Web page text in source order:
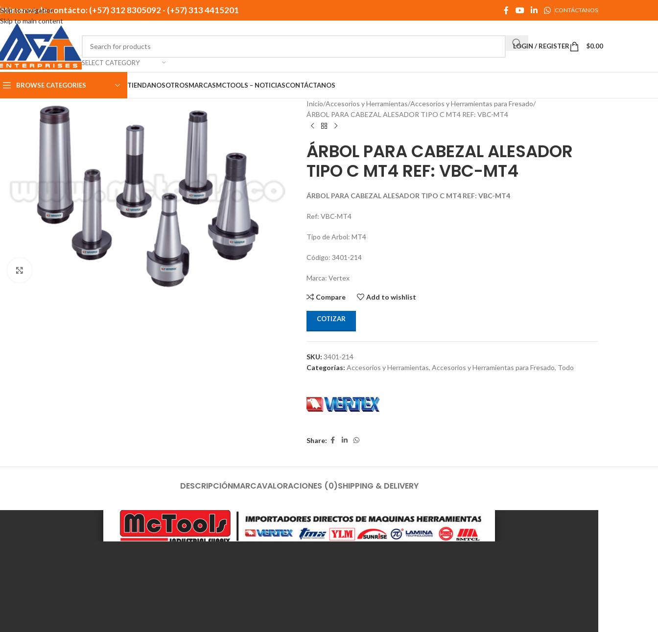
Skip to navigation
Skip to main content
Números de contácto: (+57) 312 8305092 - (+57) 313 4415201 CONTÁCTANOS
SELECT CATEGORY
LOGIN / REGISTER $0.00
BROWSE CATEGORIES TIENDANOSOTROSMARCASMCTOOLS – NOTICIASCONTÁCTANOS
Inicio Accesorios y Herramientas Accesorios y Herramientas para Fresado
ÁRBOL PARA CABEZAL ALESADOR TIPO C MT4 REF: VBC-MT4
ÁRBOL PARA CABEZAL ALESADOR
TIPO C MT4 REF: VBC-MT4
ÁRBOL PARA CABEZAL ALESADOR TIPO C MT4 REF: VBC-MT4
Ref: VBC-MT4
Tipo de Arbol: MT4
Código: 3401-214
Marca: Vertex
Compare Add to wishlist
COTIZAR
SKU: 3401-214
Categorías: Accesorios y Herramientas, Accesorios y Herramientas para Fresado, Todo
Share:
DESCRIPCIÓNMARCAVALORACIONES (0)SHIPPING & DELIVERY